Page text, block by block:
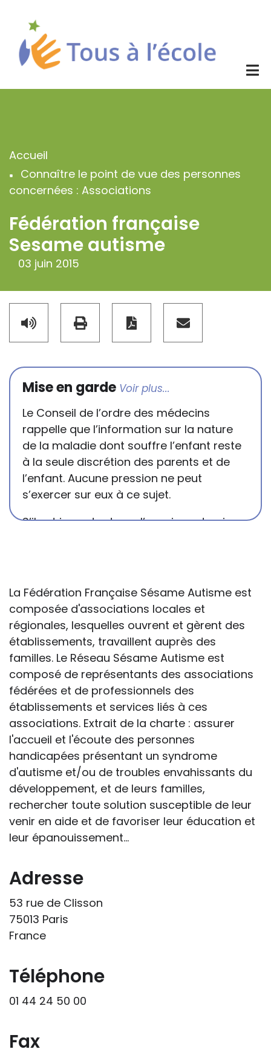
contenu
principal
Fil
d'Ariane
Accueil
Connaître le point de vue des personnes
concernées : Associations
Fédération française
Sesame autisme
03 juin 2015
Mise en garde
Le Conseil de l’ordre des médecins
rappelle que l’information sur la nature
de la maladie dont souffre l’enfant reste
à la seule discrétion des parents et de
l’enfant. Aucune pression ne peut
s’exercer sur eux à ce sujet.
S’il est important que l’enseignant puisse
passe pas forcément pas l’exposé du
diagnostic en tant que tel.
Cette information doit être adaptée par
chacun, dans le respect de l’individu en
particulier, enfant et adulte, et prendre en
compte la variabilité d’une même
maladie ou handicap selon chaque
enfant.
La consultation d’informations sur un site
web n’exonère personne de ses
responsabilités professionnelles, civiles
et pénales. Les personnes qui
s'inspireront des éléments publiés sur le
site « Tous à l'école » dans leur action
professionnelle le feront sous leur seule
les paramètres spécifiques d’une
situation particulière pour prendre leurs
décisions, ce qui ne peut être le cas des
rédacteurs des fiches, qui sont
évidemment dans l’impossibilité de les
La Fédération Française Sésame Autisme est
composée d'associations locales et
régionales, lesquelles ouvrent et gèrent des
établissements, travaillent auprès des
familles. Le Réseau Sésame Autisme est
composé de représentants des associations
fédérées et de professionnels des
établissements et services liés à ces
associations. Extrait de la charte : assurer
l'accueil et l'écoute des personnes
handicapées présentant un syndrome
d'autisme et/ou de troubles envahissants du
développement, et de leurs familles,
rechercher toute solution susceptible de leur
venir en aide et de favoriser leur éducation et
leur épanouissement...
Adresse
53 rue de Clisson
75013 Paris
France
Téléphone
01 44 24 50 00
Fax